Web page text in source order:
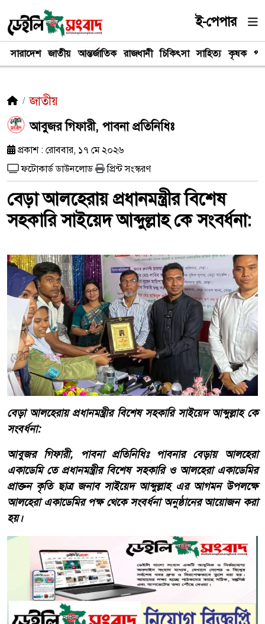
ই-পেপার
সারাদেশ জাতীয় আন্তর্জাতিক রাজধানী চিকিৎসা সাহিত্য কৃষক
জাতীয়
আবুজর গিফারী, পাবনা প্রতিনিধিঃ
প্রকাশ : রোববার, ১৭ মে ২০২৬
ফটোকার্ড ডাউনলোড
প্রিন্ট সংস্করণ
বেড়া আলহেরায় প্রধানমন্ত্রীর বিশেষ
সহকারি সাইয়েদ আব্দুল্লাহ কে সংবর্ধনা:
বেড়া আলহেরায় প্রধানমন্ত্রীর বিশেষ সহকারি সাইয়েদ আব্দুল্লাহ কে
সংবর্ধনা:
আবুজর গিফারী, পাবনা প্রতিনিধিঃ পাবনার বেড়ায় আলহেরা
একাডেমি তে প্রধানমন্ত্রীর বিশেষ সহকারি ও আলহেরা একাডেমির
প্রাক্তন কৃতি ছাত্র জনাব সাইয়েদ আব্দুল্লাহ এর আগমন উপলক্ষে
আলহেরা একাডেমির পক্ষ থেকে সংবর্ধনা অনুষ্ঠানের আয়োজন করা
হয়।